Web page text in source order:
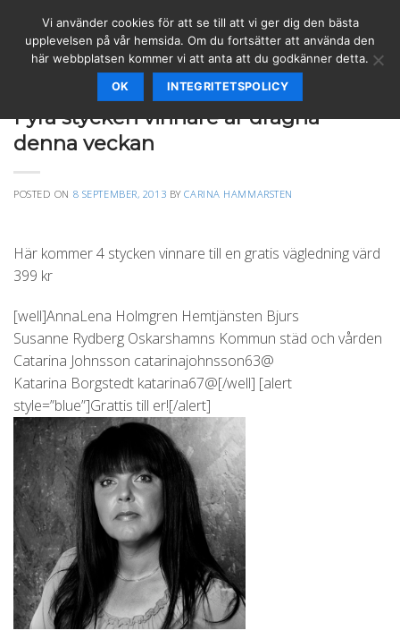
content
Fyra stycken vinnare är dragna
denna veckan
POSTED ON 8 SEPTEMBER, 2013 BYCARINA HAMMARSTEN
Här kommer 4 stycken vinnare till en gratis vägledning värd
399 kr
[well]AnnaLena Holmgren Hemtjänsten Bjurs
Susanne Rydberg Oskarshamns Kommun städ och vården
Catarina Johnsson catarinajohnsson63@
Katarina Borgstedt katarina67@[/well] [alert
style=”blue”]Grattis till er![/alert]
Vi använder cookies för att se till att vi ger dig den bästa
upplevelsen på vår hemsida. Om du fortsätter att använda den
här webbplatsen kommer vi att anta att du godkänner detta.
OK INTEGRITETSPOLICY